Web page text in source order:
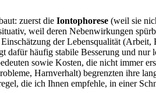
​zuerst die Iontophorese (weil sie
weil‌ deren Nebenwirkungen
der Lebensqualität
dafür häufig stabile Besserung und
sowie‌ Kosten, die nicht immer
Harnverhalt) begrenzten ihre
die ‌ich⁤ Ihnen empfehle, in einer